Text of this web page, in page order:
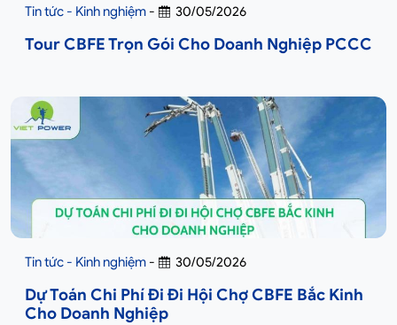
Tin tức - Kinh nghiệm - 30/05/2026
Tour CBFE Trọn Gói Cho Doanh Nghiệp PCCC
Tin tức - Kinh nghiệm - 30/05/2026
Dự Toán Chi Phí Đi Đi Hội Chợ CBFE Bắc Kinh
Cho Doanh Nghiệp